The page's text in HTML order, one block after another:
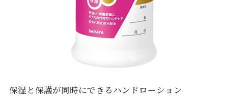
保湿と保護が同時にできるハンドローション